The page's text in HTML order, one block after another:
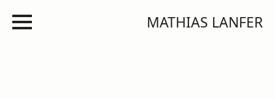
MATHIAS LANFER